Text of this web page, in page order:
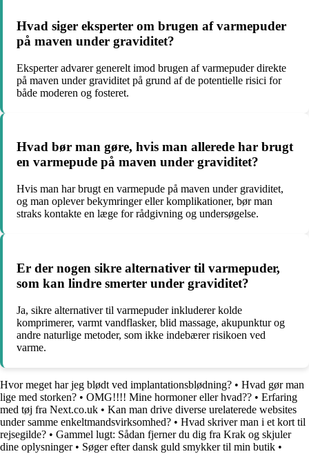
Hvad siger eksperter om brugen af varmepuder
på maven under graviditet?
Eksperter advarer generelt imod brugen af varmepuder direkte
på maven under graviditet på grund af de potentielle risici for
både moderen og fosteret.
Hvad bør man gøre, hvis man allerede har brugt
en varmepude på maven under graviditet?
Hvis man har brugt en varmepude på maven under graviditet,
og man oplever bekymringer eller komplikationer, bør man
straks kontakte en læge for rådgivning og undersøgelse.
Er der nogen sikre alternativer til varmepuder,
som kan lindre smerter under graviditet?
Ja, sikre alternativer til varmepuder inkluderer kolde
komprimerer, varmt vandflasker, blid massage, akupunktur og
andre naturlige metoder, som ikke indebærer risikoen ved
varme.
Hvor meget har jeg blødt ved implantationsblødning? • Hvad gør man
lige med storken? • OMG!!!! Mine hormoner eller hvad?? • Erfaring
med tøj fra Next.co.uk • Kan man drive diverse urelaterede websites
under samme enkeltmandsvirksomhed? • Hvad skriver man i et kort til
rejsegilde? • Gammel lugt: Sådan fjerner du dig fra Krak og skjuler
dine oplysninger• Søger efter dansk guld smykker til min butik •